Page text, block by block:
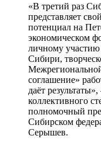
«В третий раз
представляет
потенциал на
экономическом
личному участию
Сибири,
соглашение»
даёт
коллективного
полномочный
Сибирском
Серышев.